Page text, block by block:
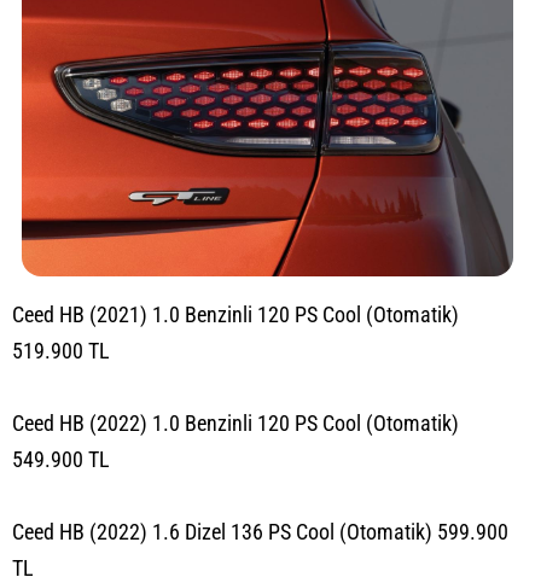
Ceed HB (2021) 1.0 Benzinli 120 PS Cool (Otomatik)
519.900 TL
Ceed HB (2022) 1.0 Benzinli 120 PS Cool (Otomatik)
549.900 TL
Ceed HB (2022) 1.6 Dizel 136 PS Cool (Otomatik) 599.900
TL